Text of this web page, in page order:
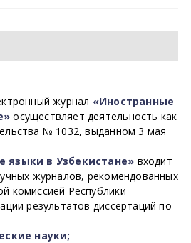
журнал «Иностранные
осуществляет деятельность как
№ 1032, выданном 3 мая
языки в Узбекистане» входит
журналов, рекомендованных
комиссией Республики
результатов диссертаций по
науки;